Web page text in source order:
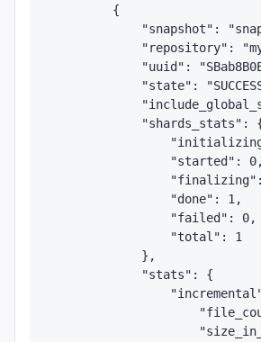
        {
"snapshot":
"repository":
"uuid":
"state":
"shards_stats":
                "started": 0,
                "done": 1,
                "failed": 0,
                "total": 1
            },
            "stats": {